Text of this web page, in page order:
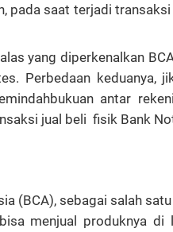
pada saat terjadi
yang diperkenalkan
Perbedaan keduanya,
antar
jual beli fisik Bank
(BCA), sebagai salah
menjual produknya